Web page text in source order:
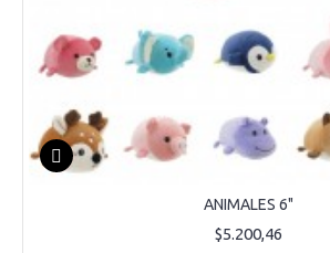
ANIMALES 6"
$5.200,46